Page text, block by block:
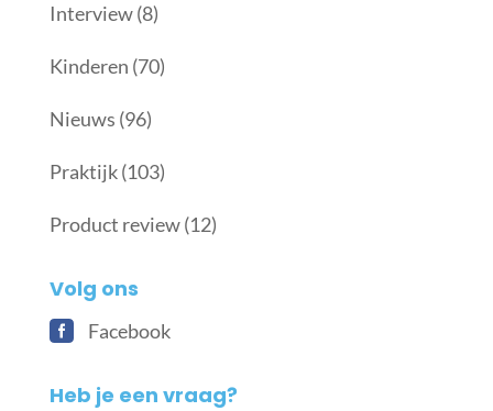
Interview(8)
Kinderen (70)
Nieuws (96)
Praktijk(103)
Product review(12)
Volg ons
Facebook
Heb je een vraag?